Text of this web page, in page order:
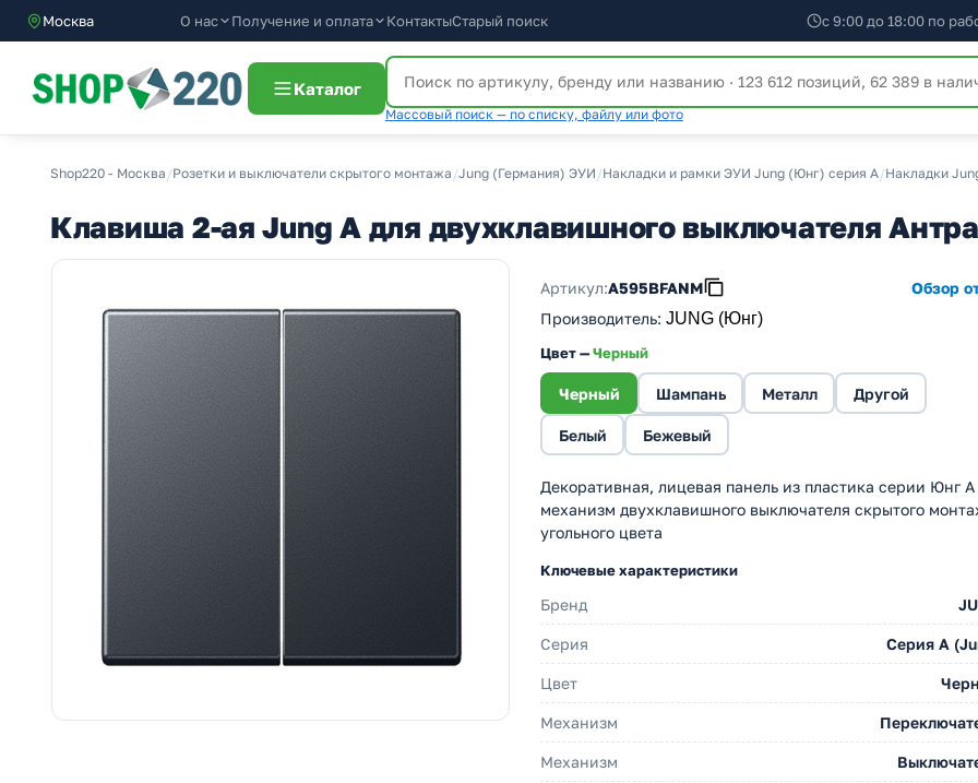
Москва О нас Получение и оплата КонтактыСтарый поиск с 9:00 до 18:00 по
Каталог
Массовый поиск — по списку, файлу или фото
Shop220 - Москва /Розетки и выключатели скрытого монтажа /Jung (Германия) ЭУИ /Накладки и рамки ЭУИ Jung (Юнг) серия А/Накладки
Клавиша 2-ая Jung A для двухклавишного выключателя
Артикул:A595BFANM
Обзор
Производитель: JUNG (Юнг)
Цвет —Черный
Черный Шампань Металл Другой
Белый Бежевый
Декоративная, лицевая панель из пластика серии Юнг
механизм двухклавишного выключателя скрытого
угольного цвета
Ключевые характеристики
Бренд
Серия Серия А
Цвет
Механизм
Механизм